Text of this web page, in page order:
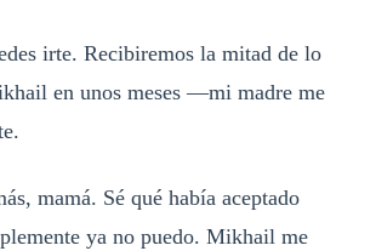
irte. Recibiremos la mitad de lo
en unos meses —mi madre me
mamá. Sé qué había aceptado
ya no puedo. Mikhail me